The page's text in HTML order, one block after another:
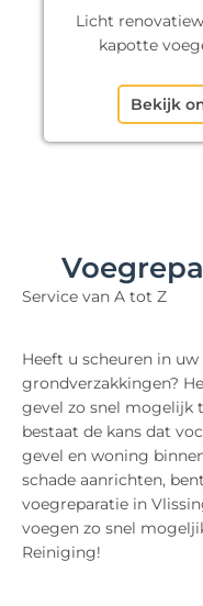
Licht
kapotte
Bekijk
Service van A tot Z
Heeft u scheuren in
grondverzakkingen?
gevel zo snel mogelijk
bestaat de kans dat
gevel en woning
schade aanrichten,
voegreparatie in
voegen zo snel
Reiniging!